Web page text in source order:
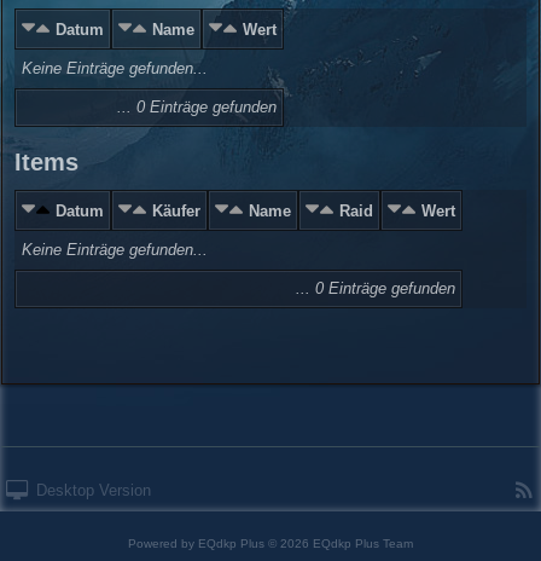
Datum Name Wert
Keine Einträge gefunden...
... 0 Einträge gefunden
Items
Datum Käufer Name Raid Wert
Keine Einträge gefunden...
... 0 Einträge gefunden
Desktop Version
Powered by EQdkp Plus © 2026 EQdkp Plus Team